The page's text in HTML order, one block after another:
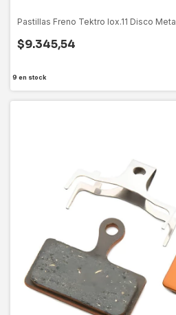
Pastillas Freno Tektro Iox.11 Disco
$9.345,54
9 en stock